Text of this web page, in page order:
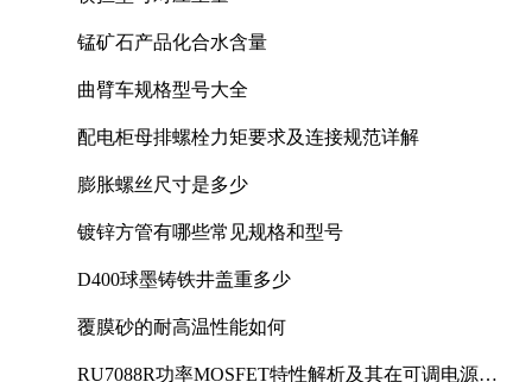
锰矿石产品化合水含量
曲臂车规格型号大全
配电柜母排螺栓力矩要求及连接规范详解
膨胀螺丝尺寸是多少
镀锌方管有哪些常见规格和型号
D400球墨铸铁井盖重多少
覆膜砂的耐高温性能如何
RU7088R功率MOSFET特性解析及其在可调电源设